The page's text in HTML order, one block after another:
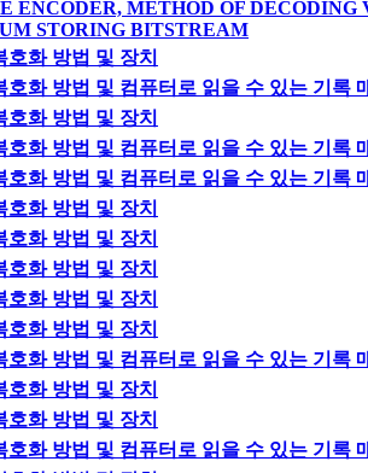
ENCODER, METHOD OF
STORING BITSTREAM
호화 방법 및 장치
호화 방법 및 컴퓨터로 읽을 수 있는 기록
호화 방법 및 장치
호화 방법 및 컴퓨터로 읽을 수 있는 기록
호화 방법 및 컴퓨터로 읽을 수 있는 기록
호화 방법 및 장치
호화 방법 및 장치
호화 방법 및 장치
호화 방법 및 장치
호화 방법 및 장치
호화 방법 및 컴퓨터로 읽을 수 있는 기록
호화 방법 및 장치
호화 방법 및 장치
호화 방법 및 컴퓨터로 읽을 수 있는 기록